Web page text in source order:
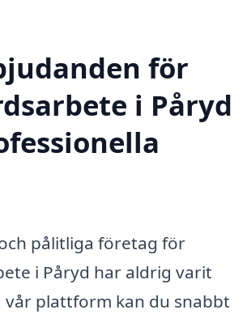
för
i Påryd
pålitliga företag för
i Påryd har aldrig varit
vår plattform kan du snabbt